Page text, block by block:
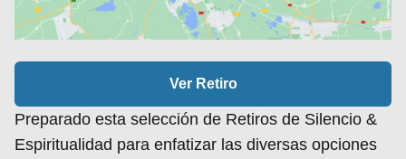
Ver Retiro
Preparado esta selección de Retiros de Silencio &
Espiritualidad para enfatizar las diversas opciones